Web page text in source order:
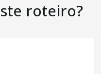
roteiro?